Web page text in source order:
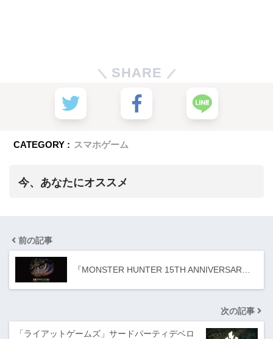
SHARE
CATEGORY : スマホゲーム
今、あなたにオススメ
前の記事
『MONSTER HUNTER 15TH ANNIVERSAR…
次の記事
「ライアットゲームズ」サードパーティデベロ